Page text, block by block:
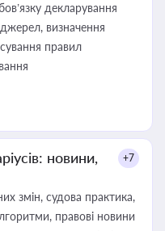
декларування
визначення
правил
новини,
+7
змін, судова практика,
правові новини